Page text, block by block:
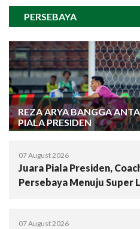
PERSEBAYA
REZA ARYA BANGGA
PIALA PRESIDEN
07 August 2026
Juara Piala Presiden,
Persebaya Menuju Super
07 August 2026